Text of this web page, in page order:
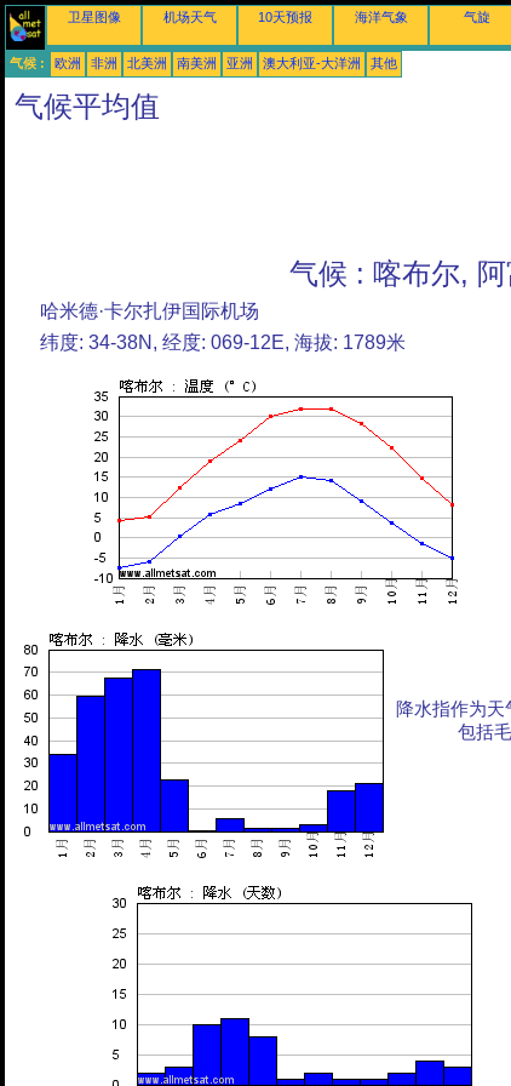
卫星图像 机场天气 10天预报 海洋气象 气旋
气候 : 欧洲 非洲 北美洲 南美洲 亚洲 澳大利亚-大洋洲 其他
气候平均值
气候 : 喀布尔,
哈米德·卡尔扎伊国际机场
纬度: 34-38N, 经度: 069-12E, 海拔: 1789米
降水指作为天
包括